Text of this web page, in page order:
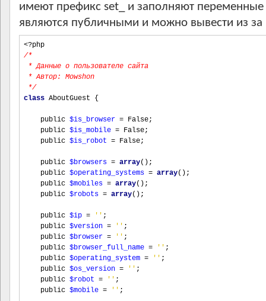
имеют префикс set_ и заполняют переменные
являются публичными и можно вывести из
<?php
/*
* Данные о пользователе сайта
* Автор: Mowshon
*/
class AboutGuest {
    public
$is_browser = False;
    public
$is_mobile = False;
    public
$is_robot = False;
    public
$browsers = array();
    public
$operating_systems = array();
    public
$mobiles = array();
    public
$robots = array();
    public
$ip = '' ;
    public
$version = '' ;
    public
$browser = '' ;
    public
$browser_full_name = '' ;
    public
$operating_system = '' ;
    public
$os_version = '' ;
    public
$robot = '' ;
    public
$mobile = '' ;